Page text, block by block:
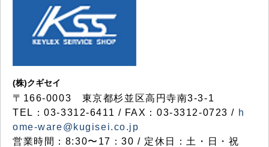
(株)クギセイ
〒166-0003 東京都杉並区高円寺南3-3-1
TEL：03-3312-6411 / FAX：03-3312-0723 / h
ome-ware@kugisei.co.jp
営業時間：8:30〜17：30 / 定休日：土・日・祝